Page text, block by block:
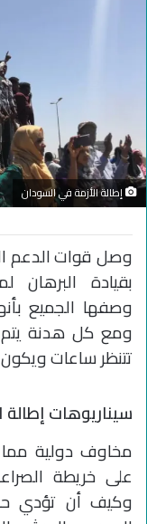
إطالة الأزمة في السودان
وصل قوات الدعم
بقيادة البرهان
وصفها الجميع
ومع كل هدنة يتم
تتنظر ساعات
سيناريوهات إطالة
مخاوف دولية
على خريطة
وكيف أن تؤدي